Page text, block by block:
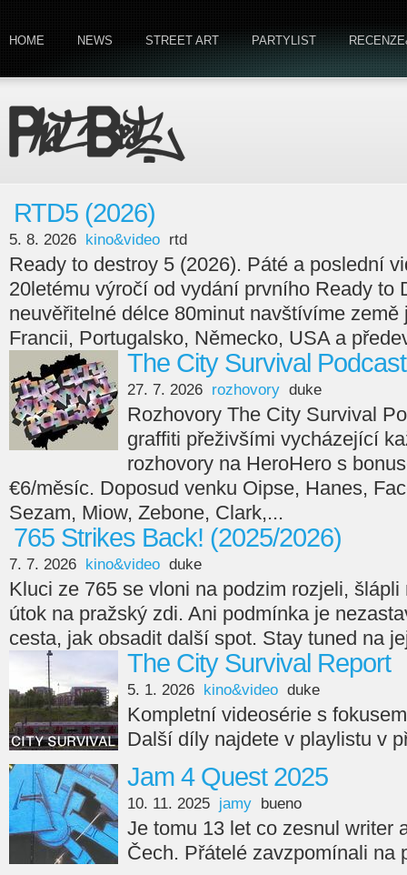
HOME NEWS STREET ART PARTYLIST
RTD5 (2026)
5. 8. 2026 kino&video rtd
Ready to destroy 5 (2026). Páté a poslední
20letému výročí od vydání prvního Ready to
neuvěřitelné délce 80minut navštívíme
Francii, Portugalsko, Německo, USA a
The City Survival Podcast
27. 7. 2026 rozhovory duke
Rozhovory The City Survival
graffiti přeživšími vycházející
rozhovory na HeroHero s
€6/měsíc. Doposud venku Oipse, Hanes,
Sezam, Miow, Zebone, Clark,...
765 Strikes Back! (2025/2026)
7. 7. 2026 kino&video duke
Kluci ze 765 se vloni na podzim rozjeli,
útok na pražský zdi. Ani podmínka je
cesta, jak obsadit další spot. Stay tuned na
The City Survival Report
5. 1. 2026 kino&video duke
Kompletní videosérie s
Další díly najdete v playlistu v
Jam 4 Quest 2025
10. 11. 2025 jamy bueno
Je tomu 13 let co zesnul writer
Čech. Přátelé zavzpomínali na